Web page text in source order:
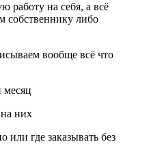
работу на себя, а всё
собственнику либо
вообще всё что
месяц
них
или где заказывать без